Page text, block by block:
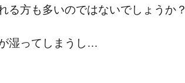
る方も多いのではないでしょうか？
湿ってしまうし…